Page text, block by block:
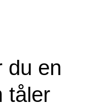
du en
tåler